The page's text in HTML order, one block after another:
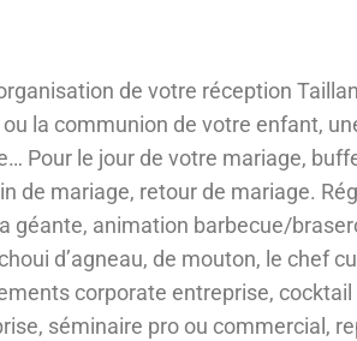
de votre réception
la communion de votre enfant,
Pour le jour de votre mariage,
de mariage, retour de mariage.
géante, animation barbecue/
d’agneau, de mouton, le chef
corporate entreprise,
séminaire pro ou commercial,